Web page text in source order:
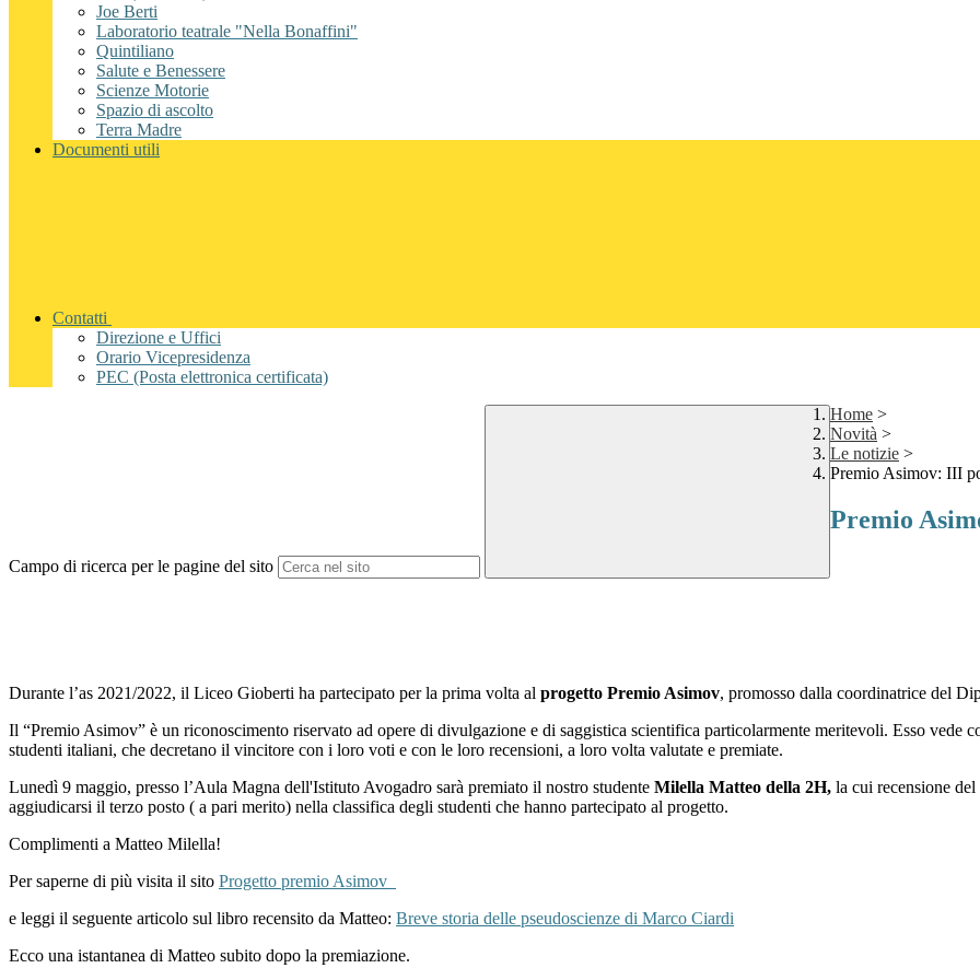
Joe Berti
Laboratorio teatrale "Nella Bonaffini"
Quintiliano
Salute e Benessere
Scienze Motorie
Spazio di ascolto
Terra Madre
Documenti utili
Contatti
Direzione e Uffici
Orario Vicepresidenza
PEC (Posta elettronica certificata)
Campo di ricerca per le pagine del sito
Home >
Novità >
Le notizie >
Premio Asimov: III
Premio
Durante l’as 2021/2022, il Liceo Gioberti ha partecipato per la prima volta al progetto Premio Asimov, promosso dalla coordinatrice del
Il “Premio Asimov” è un riconoscimento riservato ad opere di divulgazione e di saggistica scientifica particolarmente meritevoli. Esso vede
studenti italiani, che decretano il vincitore con i loro voti e con le loro recensioni, a loro volta valutate e premiate.
Lunedì 9 maggio, presso l’Aula Magna dell'Istituto Avogadro sarà premiato il nostro studente Milella Matteo della 2H, la cui recensione
aggiudicarsi il terzo posto ( a pari merito) nella classifica degli studenti che hanno partecipato al progetto.
Complimenti a Matteo Milella!
Per saperne di più visita il sito Progetto premio Asimov
e leggi il seguente articolo sul libro recensito da Matteo: Breve storia delle pseudoscienze di Marco Ciardi
Ecco una istantanea di Matteo subito dopo la premiazione.